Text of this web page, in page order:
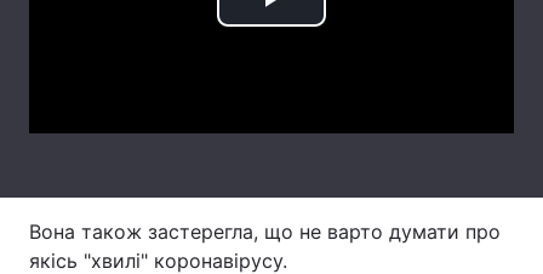
Тема оформлення
Play
Вона також застерегла, що не варто думати про
якісь "хвилі" коронавірусу.